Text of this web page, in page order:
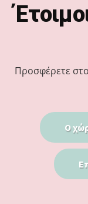
Προσφέρετε
Ο